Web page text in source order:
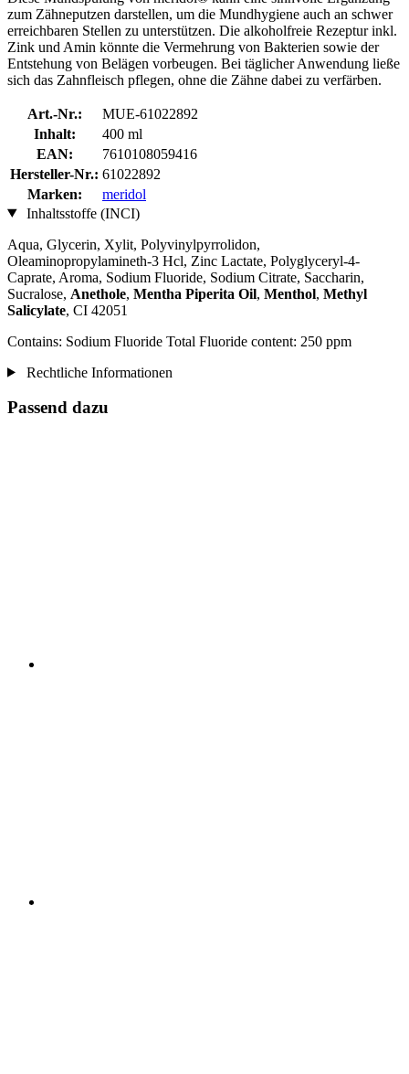
zum Zähneputzen darstellen, um die Mundhygiene auch an schwer
erreichbaren Stellen zu unterstützen. Die alkoholfreie Rezeptur inkl.
Zink und Amin könnte die Vermehrung von Bakterien sowie der
Entstehung von Belägen vorbeugen. Bei täglicher Anwendung ließe
sich das Zahnfleisch pflegen, ohne die Zähne dabei zu verfärben.
Art.-Nr.:
MUE-61022892
Inhalt:
400 ml
EAN:
7610108059416
Hersteller-Nr.: 61022892
Marken:
meridol
Inhaltsstoffe (INCI)
Aqua, Glycerin, Xylit, Polyvinylpyrrolidon,
Oleaminopropylamineth-3 Hcl, Zinc Lactate, Polyglyceryl-4-
Caprate, Aroma, Sodium Fluoride, Sodium Citrate, Saccharin,
Sucralose, Anethole, Mentha Piperita Oil, Menthol, Methyl
Salicylate, CI 42051
Contains: Sodium Fluoride Total Fluoride content: 250 ppm
Rechtliche Informationen
Passend dazu